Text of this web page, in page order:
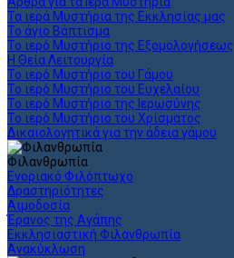
Τα ιερά Μυστήρια της Εκκλησίας μας
Το άγιο Βάπτισμα
Το ιερό Μυστήριο της Εξομολογήσεως
Η Θεία Λειτουργία
Το ιερό Μυστήριο του Γάμου
Το ιερό Μυστήριο του Ευχελαίου
Το ιερό Μυστήριο της Ιερωσύνης
Το ιερό Μυστήριο του Χρίσματος
Δικαιολογητικά για την άδεια γάμου
Φιλανθρωπία
Ενοριακό Φιλόπτωχο
Δραστηριότητες
Αιμοδοσία
Έρανος της Αγάπης
Εκκλησιαστική Φιλανθρωπία
Ανακύκλωση